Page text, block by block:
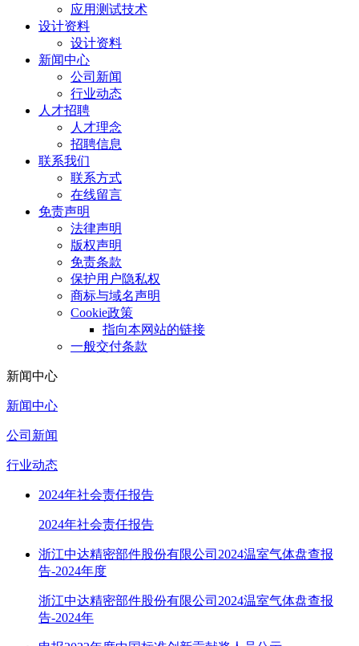
应用测试技术
设计资料
设计资料
新闻中心
公司新闻
行业动态
人才招聘
人才理念
招聘信息
联系我们
联系方式
在线留言
免责声明
法律声明
版权声明
免责条款
保护用户隐私权
商标与域名声明
Cookie政策
指向本网站的链接
一般交付条款
新闻中心
新闻中心
公司新闻
行业动态
2024年社会责任报告
2024年社会责任报告
浙江中达精密部件股份有限公司2024温室气体盘查报
告-2024年度
浙江中达精密部件股份有限公司2024温室气体盘查报
告-2024年